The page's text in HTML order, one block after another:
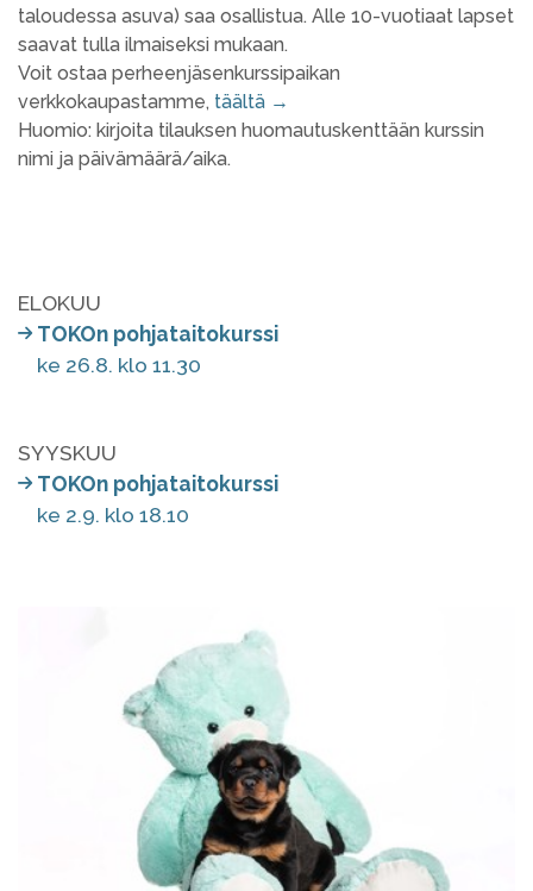
taloudessa asuva) saa osallistua. Alle 10-vuotiaat lapset
saavat tulla ilmaiseksi mukaan.
Voit ostaa perheenjäsenkurssipaikan
verkkokaupastamme, täältä →
Huomio: kirjoita tilauksen huomautuskenttään kurssin
nimi ja päivämäärä/aika.
ELOKUU
TOKOn pohjataitokurssi
ke 26.8. klo 11.30
SYYSKUU
TOKOn pohjataitokurssi
ke 2.9. klo 18.10